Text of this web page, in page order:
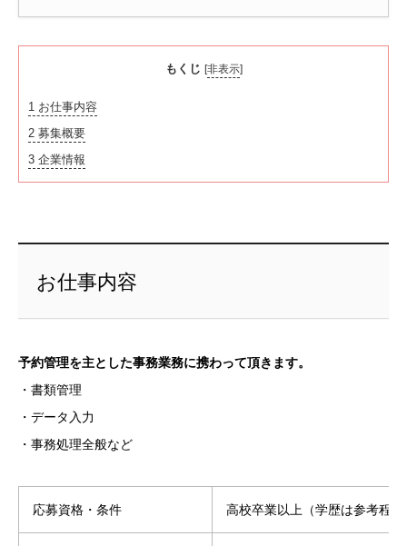
もくじ [非表示]
1 お仕事内容
2 募集概要
3 企業情報
お仕事内容
予約管理を主とした事務業務に携わって頂きます。
・書類管理
・データ入力
・事務処理全般など
応募資格・条件 高校卒業以上（学歴は参考程